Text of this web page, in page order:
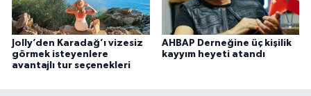
Jolly’den Karadağ’ı vizesiz
görmek isteyenlere
avantajlı tur seçenekleri
AHBAP Derneğine üç kişilik
kayyım heyeti atandı